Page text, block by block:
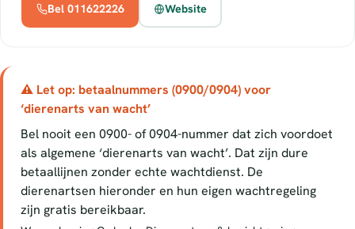
Bel 011622226 Website
⚠ Let op: betaalnummers (0900/0904) voor
‘dierenarts van wacht’
Bel nooit een 0900- of 0904-nummer dat zich voordoet
als algemene ‘dierenarts van wacht’. Dat zijn dure
betaallijnen zonder echte wachtdienst. De
dierenartsen hieronder en hun eigen wachtregeling
zijn gratis bereikbaar.